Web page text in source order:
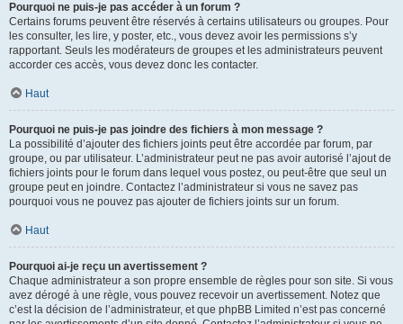
Pourquoi ne puis-je pas accéder à un forum ?
Certains forums peuvent être réservés à certains utilisateurs ou groupes. Pour
les consulter, les lire, y poster, etc., vous devez avoir les permissions s’y
rapportant. Seuls les modérateurs de groupes et les administrateurs peuvent
accorder ces accès, vous devez donc les contacter.
Haut
Pourquoi ne puis-je pas joindre des fichiers à mon message ?
La possibilité d’ajouter des fichiers joints peut être accordée par forum, par
groupe, ou par utilisateur. L’administrateur peut ne pas avoir autorisé l’ajout de
fichiers joints pour le forum dans lequel vous postez, ou peut-être que seul un
groupe peut en joindre. Contactez l’administrateur si vous ne savez pas
pourquoi vous ne pouvez pas ajouter de fichiers joints sur un forum.
Haut
Pourquoi ai-je reçu un avertissement ?
Chaque administrateur a son propre ensemble de règles pour son site. Si vous
avez dérogé à une règle, vous pouvez recevoir un avertissement. Notez que
c’est la décision de l’administrateur, et que phpBB Limited n’est pas concerné